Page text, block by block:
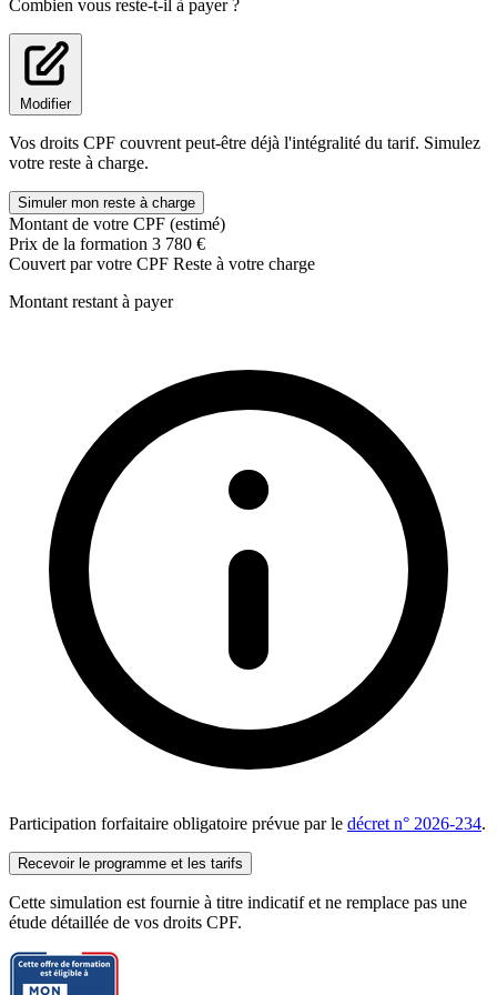
Connaître la méthode de finition des cloisons
Pratique :
Déposer une cloison
Réaliser la pose plus complexe d'une cloison
Réaliser un faux plafond
Réaliser la pose de bande à joints
Jour 3
Théorie :
Connaître les différents types de bois
Réaliser la pose de bande à joints
Réparer un mur
Réaliser une étagère à fixations invisibles
Savoir poser des plinthes
Savoir sécher de l'enduit
Savoir enduire un mur au couteau à enduire ou à la taloche
Jour 4
Théorie :
Connaitre les types d'enduits et mastics
Connaitre les différents sols souples
Pratique :
Savoir enduire un mur au rouleau et à la lame parfaite
Créer une maquette de sol complexe
Réaliser la pose d'un sol en carrelage
Théorie :
Connaitre le matériel
Connaître les types de carrelage
Connaître les types de parquets
Réaliser la préparation du mur
Combien vous reste-t-il à payer ?
Modifier
Vos droits CPF couvrent peut-être déjà l'intégralité du tarif. Simulez
votre reste à charge.
Simuler mon reste à charge
Montant de votre CPF (estimé)
Prix de la formation 3 780 €
Couvert par votre CPF Reste à votre charge
Montant restant à payer
Participation forfaitaire obligatoire prévue par le décret n° 2026-234.
Recevoir le programme et les tarifs
Cette simulation est fournie à titre indicatif et ne remplace pas une
étude détaillée de vos droits CPF.